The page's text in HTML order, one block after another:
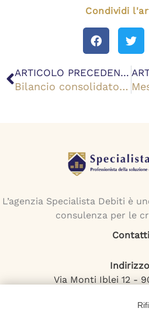
Condividi
Precedente ARTICOLO PRECEDENTE
Bilancio consolidato: cos’è e cosa contiene
L’agenzia Specialista Debiti è
consulenza per le
Contatti
Via Monti Iblei 12 -
Numero